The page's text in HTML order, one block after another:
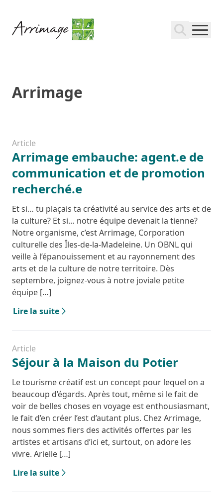
Arrimage
Article
Arrimage embauche: agent.e de
communication et de promotion
recherché.e
Et si… tu plaçais ta créativité au service des arts et de
la culture? Et si… notre équipe devenait la tienne?
Notre organisme, c’est Arrimage, Corporation
culturelle des Îles-de-la-Madeleine. Un OBNL qui
veille à l’épanouissement et au rayonnement des
arts et de la culture de notre territoire. Dès
septembre, joignez-vous à notre joviale petite
équipe […]
Lire la suite
Article
Séjour à la Maison du Potier
Le tourisme créatif est un concept pour lequel on a
beaucoup d’égards. Après tout, même si le fait de
voir de belles choses en voyage est enthousiasmant,
le fait d’en créer l’est d’autant plus. Chez Arrimage,
nous sommes fiers des activités offertes par les
artistes et artisans d’ici et, surtout, on adore les
vivre. Arielle […]
Lire la suite